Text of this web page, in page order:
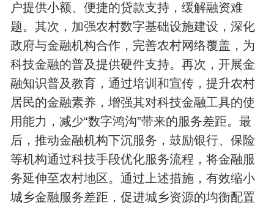
户提供小额、便捷的贷款支持，缓解融资难
题。其次，加强农村数字基础设施建设，深化
政府与金融机构合作，完善农村网络覆盖，为
科技金融的普及提供硬件支持。再次，开展金
融知识普及教育，通过培训和宣传，提升农村
居民的金融素养，增强其对科技金融工具的使
用能力，减少“数字鸿沟”带来的服务差距。最
后，推动金融机构下沉服务，鼓励银行、保险
等机构通过科技手段优化服务流程，将金融服
务延伸至农村地区。通过上述措施，有效缩小
城乡金融服务差距，促进城乡资源的均衡配置